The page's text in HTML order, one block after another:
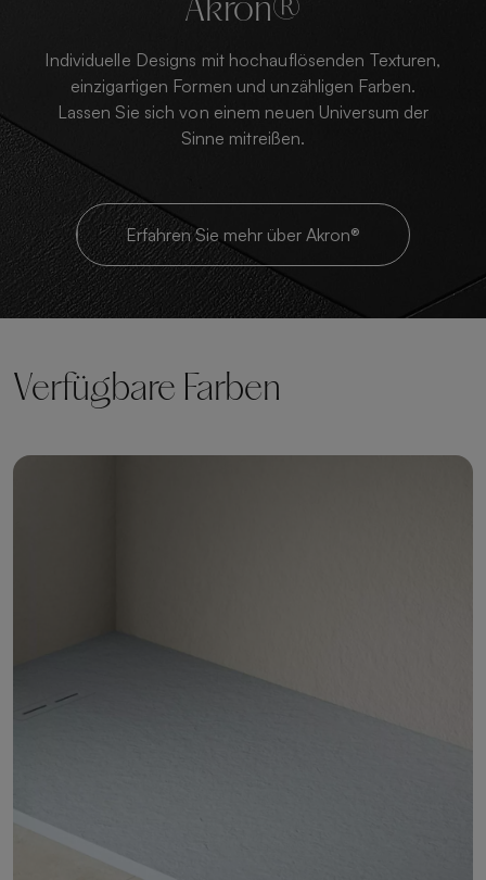
Akron®
Individuelle Designs mit hochauflösenden Texturen,
einzigartigen Formen und unzähligen Farben.
Lassen Sie sich von einem neuen Universum der
Sinne mitreißen.
Erfahren Sie mehr über Akron®
Verfügbare Farben